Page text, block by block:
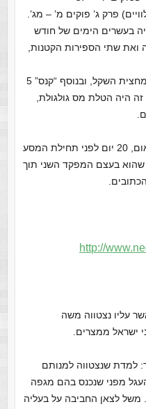
פרק ג’ פוקים מ’ – מג’.
בעשרים הימים של חודש
ואת שתי הספירות הקטנות,
יש גם לזכור שכל ספירה כללה מתן מחצית השקל, ובנוסף “קנס” 5
היה הטלת מס גולגולת,
אז איך מתיחסים לזה חז”לינו – פתאום, 20 יום לפני תחילת המסע
שהוא בעצם המפקד השני תוך
http://
עליו נצטווה משה
ישראל ממצרים.
למדת שנצטווה למנותם
מפני שנכנס בהם מגפה
משל לצאן החביבה על בעליה